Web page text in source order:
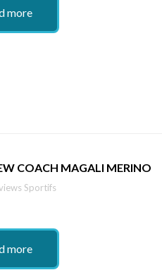
more
COACH MAGALI MERINO
Sportifs
more